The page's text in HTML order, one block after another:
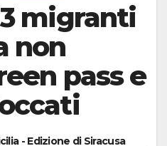
migranti
non
pass e
- Edizione di Siracusa